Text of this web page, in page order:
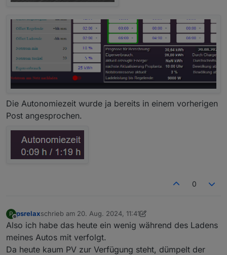
Die Autonomiezeit wurde ja bereits in einem vorherigen
Post angesprochen.
0
P
Offline
psrelaxschrieb am 20. Aug. 2024, 11:41
zuletzt editiert von psrelax
Also ich habe das heute ein wenig während des Ladens
meines Autos mit verfolgt.
Da heute kaum PV zur Verfügung steht, dümpelt der